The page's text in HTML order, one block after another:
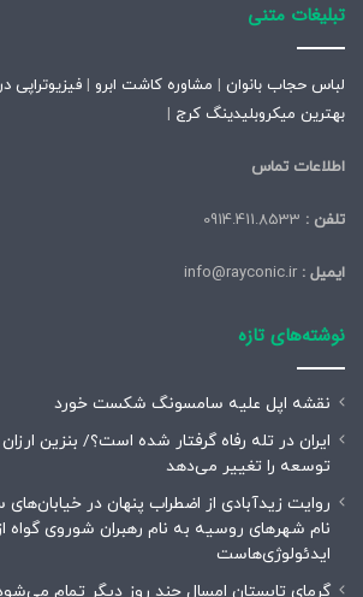
تبلیغات متنی
لباس حجاب بانوان | مشاوره کاشت ابرو | فیزیوتراپی
بهترین میکروبلیدینگ کرج |
اطلاعات تماس
تلفن :
ایمیل :
نوشته‌های تازه
نقشه اپل علیه سامسونگ شکست خورد
ایران در تله رفاه گرفتار شده است؟/ بنزین
توسعه را تغییر می‌دهد
روایت زیدآبادی از اضطراب پنهان در
نام شهرهای روسیه به نام رهبران شوروی گواه
ایدئولوژی‌هاست
گرمای تابستان امسال چند روز دیگر تمام